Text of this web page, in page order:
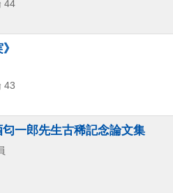
44
43
一郎先生古稀記念論文集